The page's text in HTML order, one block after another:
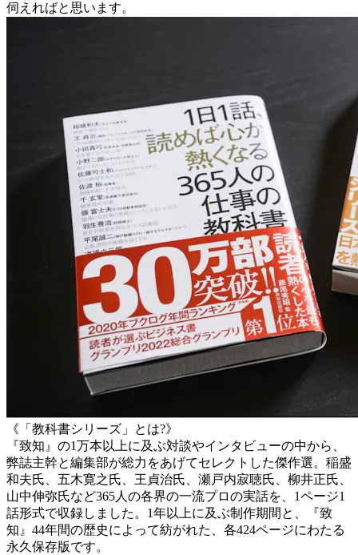
伺えればと思います。
《「教科書シリーズ」とは?》
『致知』の1万本以上に及ぶ対談やインタビューの中から、
弊誌主幹と編集部が総力をあげてセレクトした傑作選。稲盛
和夫氏、五木寛之氏、王貞治氏、瀬戸内寂聴氏、柳井正氏、
山中伸弥氏など365人の各界の一流プロの実話を、1ページ1
話形式で収録しました。1年以上に及ぶ制作期間と、『致
知』44年間の歴史によって紡がれた、各424ページにわたる
永久保存版です。